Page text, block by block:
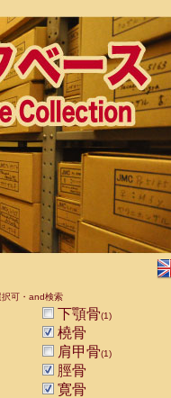
可・and検索
下顎骨(1)
橈骨
肩甲骨(1)
脛骨
寛骨